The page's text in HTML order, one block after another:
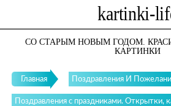
СО СТАРЫМ НОВЫМ ГОДОМ.
КАРТИНКИ
Главная Поздравления И
Поздравления с праздниками. Открытки,